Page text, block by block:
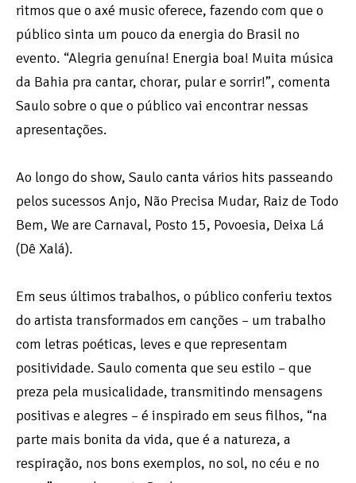
ritmos que o axé music oferece, fazendo com que o
público sinta um pouco da energia do Brasil no
evento. “Alegria genuína! Energia boa! Muita música
da Bahia pra cantar, chorar, pular e sorrir!”, comenta
Saulo sobre o que o público vai encontrar nessas
apresentações.
Ao longo do show, Saulo canta vários hits passeando
pelos sucessos Anjo, Não Precisa Mudar, Raiz de Todo
Bem, We are Carnaval, Posto 15, Povoesia, Deixa Lá
(Dê Xalá).
Em seus últimos trabalhos, o público conferiu textos
do artista transformados em canções – um trabalho
com letras poéticas, leves e que representam
positividade. Saulo comenta que seu estilo – que
preza pela musicalidade, transmitindo mensagens
positivas e alegres – é inspirado em seus filhos, “na
parte mais bonita da vida, que é a natureza, a
respiração, nos bons exemplos, no sol, no céu e no